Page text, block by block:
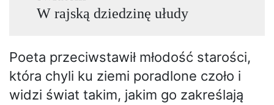
W rajską dziedzinę ułudy
Poeta przeciwstawił młodość starości,
która chyli ku ziemi poradlone czoło i
widzi świat takim, jakim go zakreślają